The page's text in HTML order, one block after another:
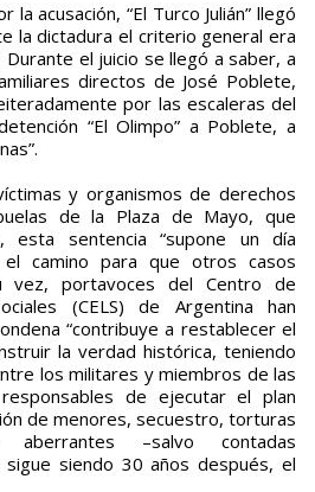
acusación, “El Turco Julián” llegó
la dictadura el criterio general era
el juicio se llegó a saber, a
directos de José Poblete,
por las escaleras del
“El Olimpo” a Poblete, a
y organismos de derechos
de la Plaza de Mayo, que
esta sentencia “supone un día
camino para que otros casos
vez, portavoces del Centro de
(CELS) de Argentina han
“contribuye a restablecer el
la verdad histórica, teniendo
los militares y miembros de las
de ejecutar el plan
de menores, secuestro, torturas
–salvo contadas
siendo 30 años después, el